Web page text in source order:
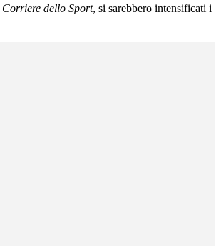
Corriere dello Sport, si sarebbero intensificati i